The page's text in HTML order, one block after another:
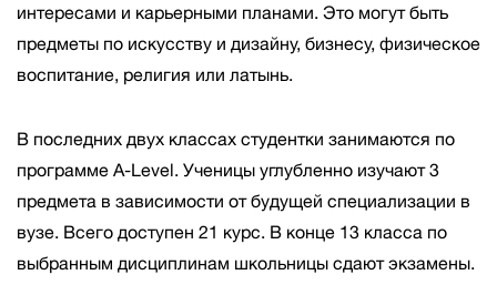
интересами и карьерными планами. Это могут быть
предметы по искусству и дизайну, бизнесу, физическое
воспитание, религия или латынь.
В последних двух классах студентки занимаются по
программе A-Level. Ученицы углубленно изучают 3
предмета в зависимости от будущей специализации в
вузе. Всего доступен 21 курс. В конце 13 класса по
выбранным дисциплинам школьницы сдают экзамены.